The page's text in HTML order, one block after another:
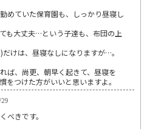
めていた保育園も、しっかり昼寝し
も大丈夫…という子達も、布団の上
けは、昼寝なしになりますが…。
ば、尚更、朝早く起きて、昼寝を
をつけた方がいいと思いますよ。
べきです。